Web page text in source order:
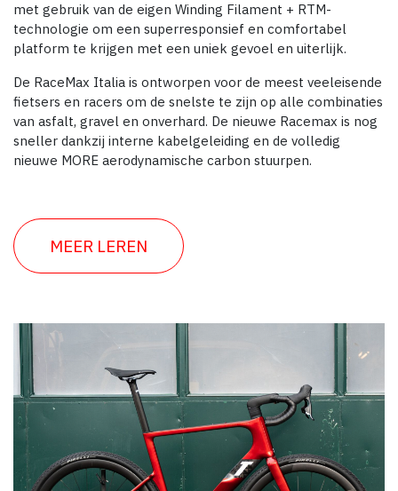
met gebruik van de eigen Winding Filament + RTM-
technologie om een superresponsief en comfortabel
platform te krijgen met een uniek gevoel en uiterlijk.
De RaceMax Italia is ontworpen voor de meest veeleisende
fietsers en racers om de snelste te zijn op alle combinaties
van asfalt, gravel en onverhard. De nieuwe Racemax is nog
sneller dankzij interne kabelgeleiding en de volledig
nieuwe MORE aerodynamische carbon stuurpen.
MEER LEREN